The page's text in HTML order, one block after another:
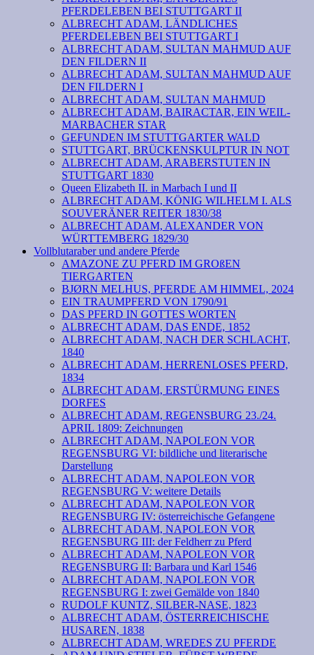
PFERDELEBEN BEI STUTTGART II
ALBRECHT ADAM, LÄNDLICHES
PFERDELEBEN BEI STUTTGART I
ALBRECHT ADAM, SULTAN MAHMUD AUF
DEN FILDERN II
ALBRECHT ADAM, SULTAN MAHMUD AUF
DEN FILDERN I
ALBRECHT ADAM, SULTAN MAHMUD
ALBRECHT ADAM, BAIRACTAR, EIN WEIL-
MARBACHER STAR
GEFUNDEN IM STUTTGARTER WALD
STUTTGART, BRÜCKENSKULPTUR IN NOT
ALBRECHT ADAM, ARABERSTUTEN IN
STUTTGART 1830
Queen Elizabeth II. in Marbach I und II
ALBRECHT ADAM, KÖNIG WILHELM I. ALS
SOUVERÄNER REITER 1830/38
ALBRECHT ADAM, ALEXANDER VON
WÜRTTEMBERG 1829/30
Vollblutaraber und andere Pferde
AMAZONE ZU PFERD IM GROßEN
TIERGARTEN
BJØRN MELHUS, PFERDE AM HIMMEL, 2024
EIN TRAUMPFERD VON 1790/91
DAS PFERD IN GOTTES WORTEN
ALBRECHT ADAM, DAS ENDE, 1852
ALBRECHT ADAM, NACH DER SCHLACHT,
1840
ALBRECHT ADAM, HERRENLOSES PFERD,
1834
ALBRECHT ADAM, ERSTÜRMUNG EINES
DORFES
ALBRECHT ADAM, REGENSBURG 23./24.
APRIL 1809: Zeichnungen
ALBRECHT ADAM, NAPOLEON VOR
REGENSBURG VI: bildliche und literarische
Darstellung
ALBRECHT ADAM, NAPOLEON VOR
REGENSBURG V: weitere Details
ALBRECHT ADAM, NAPOLEON VOR
REGENSBURG IV: österreichische Gefangene
ALBRECHT ADAM, NAPOLEON VOR
REGENSBURG III: der Feldherr zu Pferd
ALBRECHT ADAM, NAPOLEON VOR
REGENSBURG II: Barbara und Karl 1546
ALBRECHT ADAM, NAPOLEON VOR
REGENSBURG I: zwei Gemälde von 1840
RUDOLF KUNTZ, SILBER-NASE, 1823
ALBRECHT ADAM, ÖSTERREICHISCHE
HUSAREN, 1838
ALBRECHT ADAM, WREDES ZU PFERDE